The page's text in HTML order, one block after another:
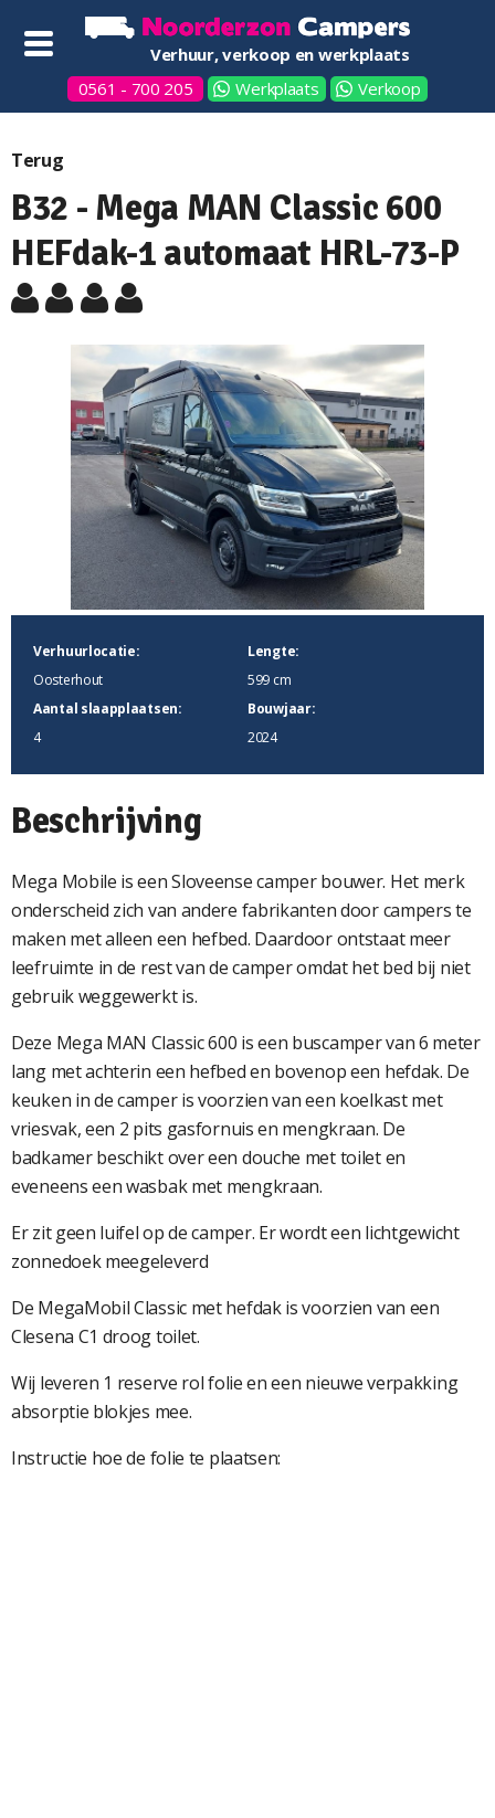
Verhuur, verkoop en werkplaats
0561 - 700 205
Werkplaats Verkoop
Terug
B32 - Mega MAN Classic 600
HEFdak-1 automaat HRL-73-P
Verhuurlocatie:
Oosterhout
Lengte:
599 cm
Aantal slaapplaatsen:
4
Bouwjaar:
2024
Beschrijving
Mega Mobile is een Sloveense camper bouwer. Het merk
onderscheid zich van andere fabrikanten door campers te
maken met alleen een hefbed. Daardoor ontstaat meer
leefruimte in de rest van de camper omdat het bed bij niet
gebruik weggewerkt is.
Deze Mega MAN Classic 600 is een buscamper van 6 meter
lang met achterin een hefbed en bovenop een hefdak. De
keuken in de camper is voorzien van een koelkast met
vriesvak, een 2 pits gasfornuis en mengkraan. De
badkamer beschikt over een douche met toilet en
eveneens een wasbak met mengkraan.
Er zit geen luifel op de camper. Er wordt een lichtgewicht
zonnedoek meegeleverd
De MegaMobil Classic met hefdak is voorzien van een
Clesena C1 droog toilet.
Wij leveren 1 reserve rol folie en een nieuwe verpakking
absorptie blokjes mee.
Instructie hoe de folie te plaatsen: